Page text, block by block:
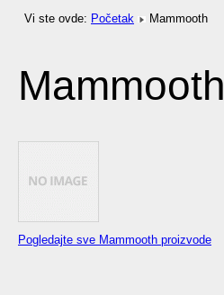
Vi ste ovde: Početak Mammooth
Mammooth
Pogledajte sve Mammooth proizvode